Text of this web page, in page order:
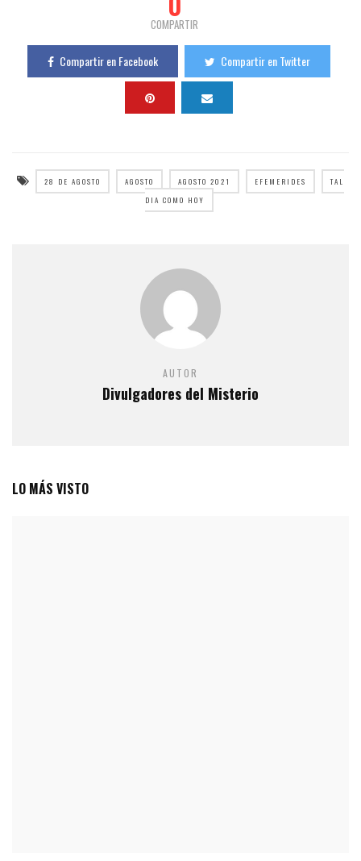
COMPARTIR
Compartir en Facebook Compartir en Twitter
28 DE AGOSTO AGOSTO AGOSTO 2021 EFEMERIDES
TAL
DIA COMO HOY
AUTOR
Divulgadores del Misterio
LO MÁS VISTO